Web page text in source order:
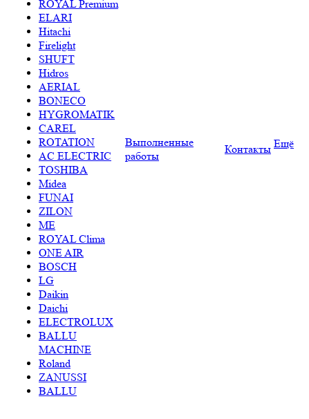
ROYAL Premium
ELARI
Hitachi
Firelight
SHUFT
Hidros
AERIAL
BONECO
HYGROMATIK
CAREL
ROTATION
AC ELECTRIC
TOSHIBA
Midea
FUNAI
ZILON
ME
ROYAL Clima
ONE AIR
BOSCH
LG
Daikin
Daichi
ELECTROLUX
BALLU
MACHINE
Roland
ZANUSSI
BALLU
Выполненные
работы
Контакты Ещё